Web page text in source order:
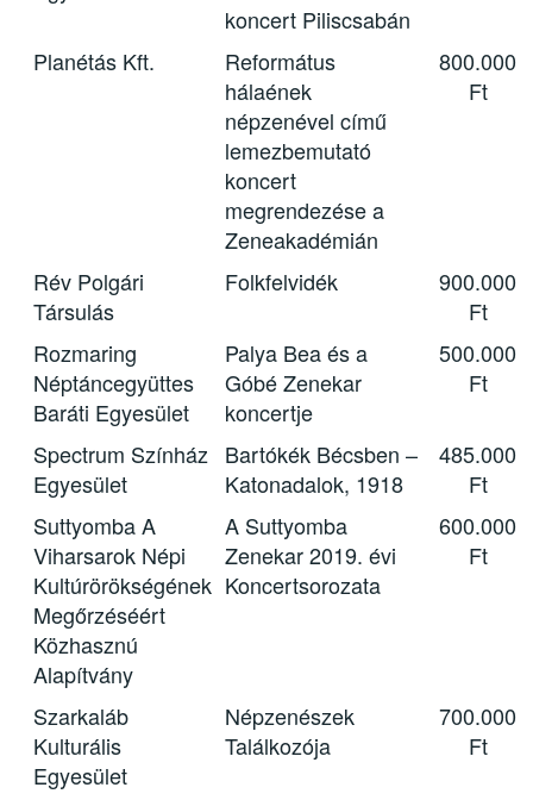
koncert Piliscsabán
Planétás Kft.
Református
hálaének
népzenével című
lemezbemutató
koncert
megrendezése a
Zeneakadémián
800.000
Ft
Rév Polgári
Társulás
Folkfelvidék
900.000
Ft
Rozmaring
Néptáncegyüttes
Baráti Egyesület
Palya Bea és a
Góbé Zenekar
koncertje
500.000
Ft
Spectrum Színház
Egyesület
Bartókék Bécsben –
Katonadalok, 1918
485.000
Ft
Suttyomba A
Viharsarok Népi
Kultúrörökségének
Megőrzéséért
Közhasznú
Alapítvány
A Suttyomba
Zenekar 2019. évi
Koncertsorozata
600.000
Ft
Szarkaláb
Kulturális
Egyesület
Népzenészek
Találkozója
700.000
Ft